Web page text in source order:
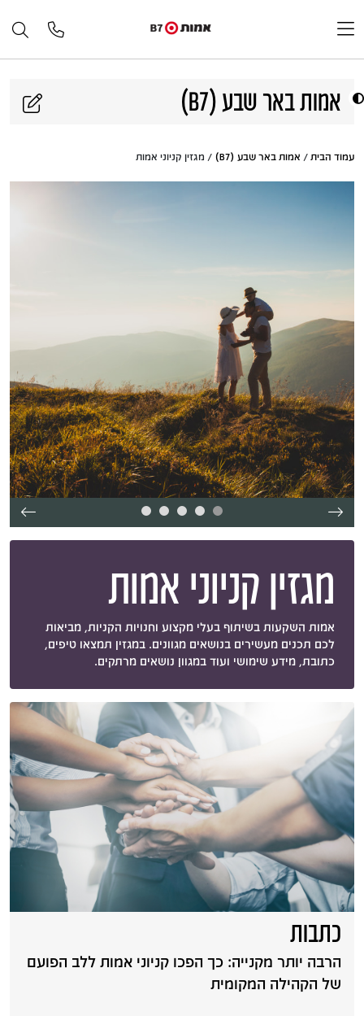
אמות באר שבע (B7)
עמוד הבית / אמות באר שבע (B7) / מגזין קניוני אמות
מגזין קניוני אמות
אמות השקעות בשיתוף בעלי מקצוע וחנויות הקניות, מביאות
לכם תכנים מעשירים בנושאים מגוונים. במגזין תמצאו טיפים,
כתובת, מידע שימושי ועוד במגוון נושאים מרתקים.
כתבות
הרבה יותר מקנייה: כך הפכו קניוני אמות ללב הפועם
של הקהילה המקומית